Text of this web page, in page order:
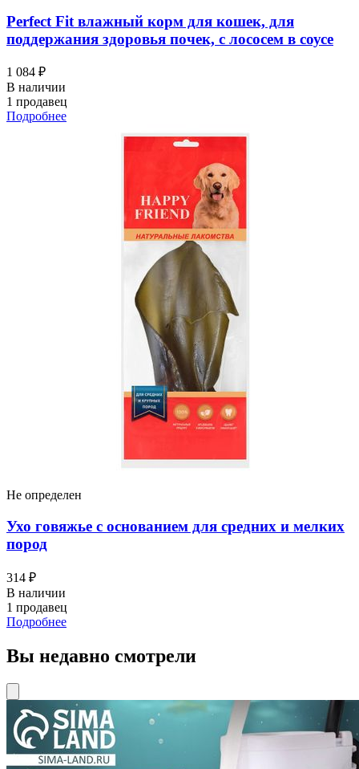
Perfect Fit влажный корм для кошек, для
поддержания здоровья почек, с лососем в соусе
1 084 ₽
В наличии
1 продавец
Подробнее
Не определен
Ухо говяжье с основанием для средних и мелких
пород
314 ₽
В наличии
1 продавец
Подробнее
Вы недавно смотрели